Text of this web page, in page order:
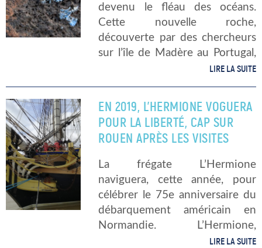
devenu le fléau des océans.
Cette nouvelle roche,
découverte par des chercheurs
sur l’île de Madère au Portugal,
inquiète. La composition de la
polyéthylène, le plastique le […]
LIRE LA SUITE
EN 2019, L’HERMIONE VOGUERA
POUR LA LIBERTÉ, CAP SUR
ROUEN APRÈS LES VISITES
La frégate L’Hermione
naviguera, cette année, pour
célébrer le 75e anniversaire du
débarquement américain en
Normandie. L’Hermione,
frégate de la liberté et symbole
LIRE LA SUITE